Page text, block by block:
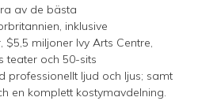
av de bästa
inklusive
miljoner Ivy Arts Centre,
teater och 50-sits
professionellt ljud och ljus; samt
en komplett kostymavdelning.